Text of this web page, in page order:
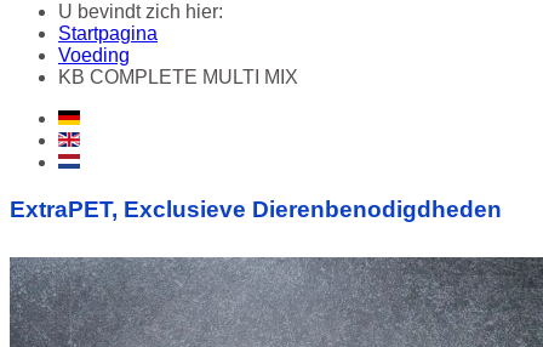
U bevindt zich hier:
Startpagina
Voeding
KB COMPLETE MULTI MIX
ExtraPET, Exclusieve Dierenbenodigdheden